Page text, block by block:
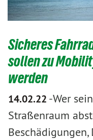
Sicheres
sollen zu
werden
14.02.22 -​​​​​​​Wer
Straßenraum